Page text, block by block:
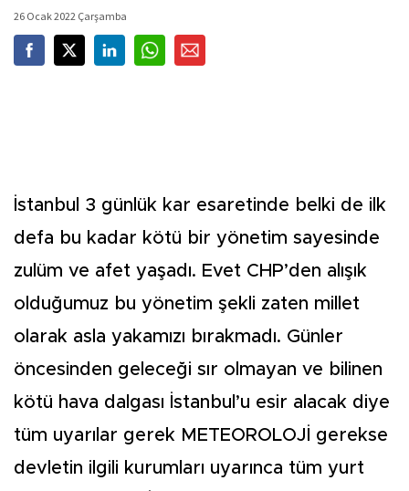
26 Ocak 2022 Çarşamba
İstanbul 3 günlük kar esaretinde belki de ilk
defa bu kadar kötü bir yönetim sayesinde
zulüm ve afet yaşadı. Evet CHP’den alışık
olduğumuz bu yönetim şekli zaten millet
olarak asla yakamızı bırakmadı. Günler
öncesinden geleceği sır olmayan ve bilinen
kötü hava dalgası İstanbul’u esir alacak diye
tüm uyarılar gerek METEOROLOJİ gerekse
devletin ilgili kurumları uyarınca tüm yurt